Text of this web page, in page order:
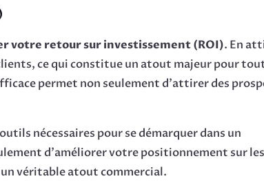
votre retour sur investissement (ROI). En
ce qui constitue un atout majeur pour
permet non seulement d’attirer des
nécessaires pour se démarquer dans un
d’améliorer votre positionnement sur les
véritable atout commercial.